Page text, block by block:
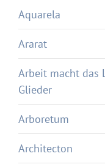
Aquarela
Ararat
Arbeit macht das
Glieder
Arboretum
Architecton